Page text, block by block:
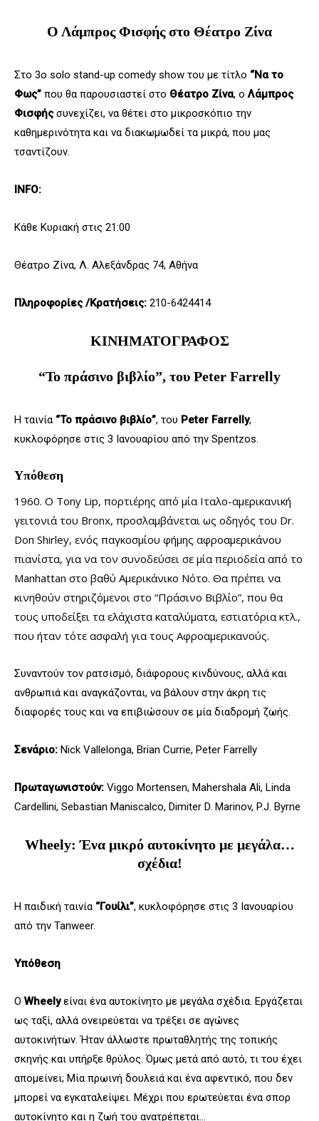
Ο Λάμπρος Φισφής στο Θέατρο Ζίνα
Στο 3o solo stand-up comedy show του με τίτλο “Να το
Φως” που θα παρουσιαστεί στο Θέατρο Ζίνα, οΛάμπρος
Φισφής συνεχίζει, να θέτει στο μικροσκόπιο την
καθημερινότητα και να διακωμωδεί τα μικρά, που μας
τσαντίζουν.
INFO:
Κάθε Κυριακή στις 21:00
Θέατρο Ζίνα, Λ. Αλεξάνδρας 74, Αθήνα
Πληροφορίες /Κρατήσεις: 210-6424414
ΚΙΝΗΜΑΤΟΓΡΑΦΟΣ
“Το πράσινο βιβλίο”, του Peter Farrelly
Η ταινία “Το πράσινο βιβλίο”, του Peter Farrelly,
κυκλοφόρησε στις 3 Ιανουαρίου από την Spentzos.
Υπόθεση
1960. O Tony Lip, πορτιέρης από μία Ιταλο-αμερικανική
γειτονιά του Bronx, προσλαμβάνεται ως οδηγός του Dr.
Don Shirley, ενός παγκοσμίου φήμης αφροαμερικάνου
πιανίστα, για να τον συνοδεύσει σε μία περιοδεία από το
Manhattan στο βαθύ Αμερικάνικο Νότο. Θα πρέπει να
κινηθούν στηριζόμενοι στο “Πράσινο Βιβλίο”, που θα
τους υποδείξει τα ελάχιστα καταλύματα, εστιατόρια κτλ.,
που ήταν τότε ασφαλή για τους Αφροαμερικανούς.
Συναντούν τον ρατσισμό, διάφορους κινδύνους, αλλά και
ανθρωπιά και αναγκάζονται, να βάλουν στην άκρη τις
διαφορές τους και να επιβιώσουν σε μία διαδρομή ζωής.
Σενάριο: Nick Vallelonga, Brian Currie, Peter Farrelly
Πρωταγωνιστούν: Viggo Mortensen, Mahershala Ali, Linda
Cardellini, Sebastian Maniscalco, Dimiter D. Marinov, P.J. Byrne
Wheely: Ένα μικρό αυτοκίνητο με μεγάλα…
σχέδια!
Η παιδική ταινία “Γουίλι”, κυκλοφόρησε στις 3 Ιανουαρίου
από την Tanweer.
Υπόθεση
Ο Wheelyείναι ένα αυτοκίνητο με μεγάλα σχέδια. Εργάζεται
ως ταξί, αλλά ονειρεύεται να τρέξει σε αγώνες
αυτοκινήτων. Ήταν άλλωστε πρωταθλητής της τοπικής
σκηνής και υπήρξε θρύλος. Όμως μετά από αυτό, τι του έχει
απομείνει; Μία πρωινή δουλειά και ένα αφεντικό, που δεν
μπορεί να εγκαταλείψει. Μέχρι που ερωτεύεται ένα σπορ
αυτοκίνητο και η ζωή του ανατρέπεται…